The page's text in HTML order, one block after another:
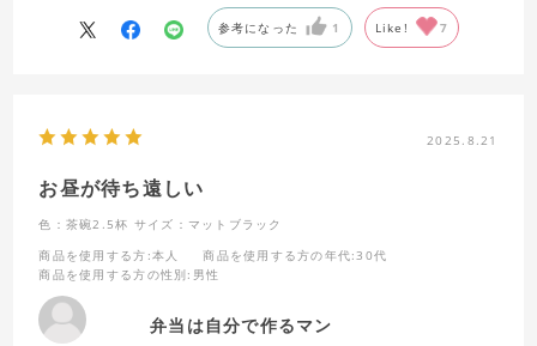
参考になった 1 Like! 7
2025.8.21
お昼が待ち遠しい
色：茶碗2.5杯 サイズ：マットブラック
商品を使用する方 :本人 商品を使用する方の年代:30代
商品を使用する方の性別:男性
弁当は自分で作るマン